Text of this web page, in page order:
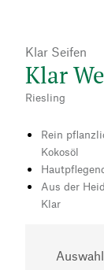
Klar Seifen
Klar
Riesling
Rein
Kokosöl
Aus der
Klar
Auswahl